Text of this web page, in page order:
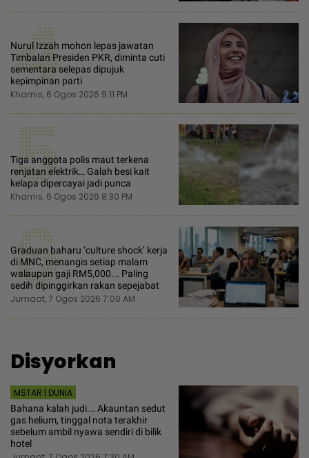
4
Nurul Izzah mohon lepas jawatan
Timbalan Presiden PKR, diminta cuti
sementara selepas dipujuk
kepimpinan parti
Khamis, 6 Ogos 2026 9:11 PM
5
Tiga anggota polis maut terkena
renjatan elektrik… Galah besi kait
kelapa dipercayai jadi punca
Khamis, 6 Ogos 2026 8:30 PM
6
Graduan baharu ‘culture shock’ kerja
di MNC, menangis setiap malam
walaupun gaji RM5,000... Paling
sedih dipinggirkan rakan sepejabat
Jumaat, 7 Ogos 2026 7:00 AM
Disyorkan
MSTAR | DUNIA
Bahana kalah judi... Akauntan sedut
gas helium, tinggal nota terakhir
sebelum ambil nyawa sendiri di bilik
hotel